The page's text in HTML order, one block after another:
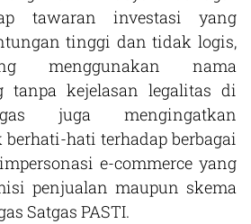
tawaran investasi yang
tinggi dan tidak logis,
menggunakan nama
tanpa kejelasan legalitas di
juga mengingatkan
hati terhadap berbagai
e-commerce yang
penjualan maupun skema
Satgas PASTI.